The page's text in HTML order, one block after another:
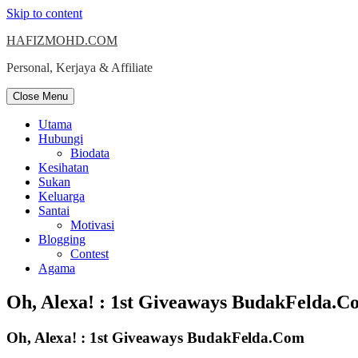
Skip to content
HAFIZMOHD.COM
Personal, Kerjaya & Affiliate
Close Menu
Utama
Hubungi
Biodata
Kesihatan
Sukan
Keluarga
Santai
Motivasi
Blogging
Contest
Agama
Oh, Alexa! : 1st Giveaways
Oh, Alexa! : 1st Giveaways BudakFelda.Com